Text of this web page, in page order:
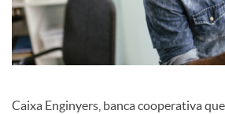
Caixa Enginyers, banca cooperativa